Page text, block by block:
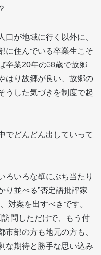
口が地域に行く以外に、
に住んでいる卒業生こそ
卒業20年の38歳で故郷
はり故郷が良い、故郷の
うした気づきを制度で起
でどんどん出していって
ろいろな壁にぶち当たり
り並べる”否定語批評家
対案を出すべきです。
問しただけで、もう付
市部の方も地元の方も、
な期待と勝手な思い込み